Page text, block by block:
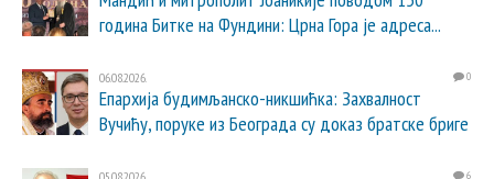
година Битке на Фундини: Црна Гора је адреса...
06.08.2026. 0
Епархија будимљанско-никшићка: Захвалност
Вучићу, поруке из Београда су доказ братске бриге
6